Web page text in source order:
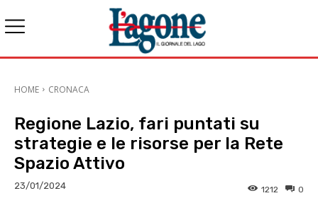
HOME CRONACA
Regione Lazio, fari puntati su
strategie e le risorse per la Rete
Spazio Attivo
23/01/2024 0
1212